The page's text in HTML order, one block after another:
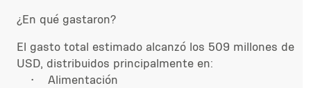
¿En qué gastaron?
El gasto total estimado alcanzó los 509 millones de
USD, distribuidos principalmente en:
• Alimentación